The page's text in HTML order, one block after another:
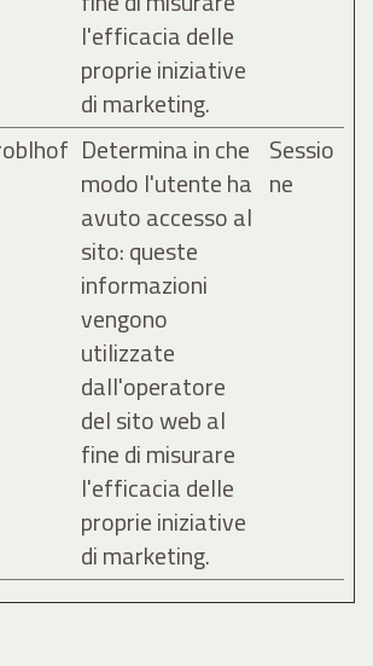
l'efficacia delle
proprie iniziative
di marketing.
Determina in che
modo l'utente ha
avuto accesso al
sito: queste
informazioni
vengono
utilizzate
dall'operatore
del sito web al
fine di misurare
l'efficacia delle
proprie iniziative
di marketing.
Sessio
ne